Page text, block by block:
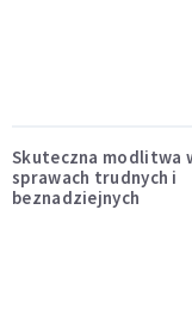
Skuteczna modlitwa
sprawach trudnych i
beznadziejnych